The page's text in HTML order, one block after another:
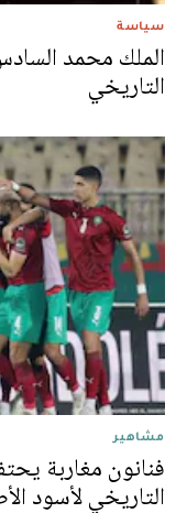
سياسة
الملك محمد
التاريخي
مشاهير
فنانون مغاربة
التاريخي لأسود